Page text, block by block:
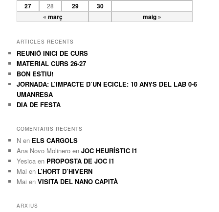
« març maig »
27 28 29 30
ARTICLES RECENTS
REUNIÓ INICI DE CURS
MATERIAL CURS 26-27
BON ESTIU!
JORNADA: L’IMPACTE D’UN ECICLE: 10 ANYS DEL LAB 0-6
UMANRESA
DIA DE FESTA
COMENTARIS RECENTS
N en ELS CARGOLS
Ana Novo Molinero enJOC HEURÍSTIC I1
Yesica en PROPOSTA DE JOC I1
Mai en L’HORT D’HIVERN
Mai enVISITA DEL NANO CAPITÀ
ARXIUS